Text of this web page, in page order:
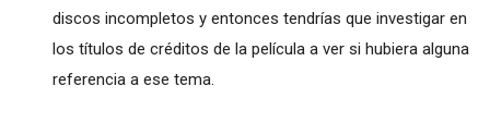
discos incompletos y entonces tendrías que investigar en
los títulos de créditos de la película a ver si hubiera alguna
referencia a ese tema.